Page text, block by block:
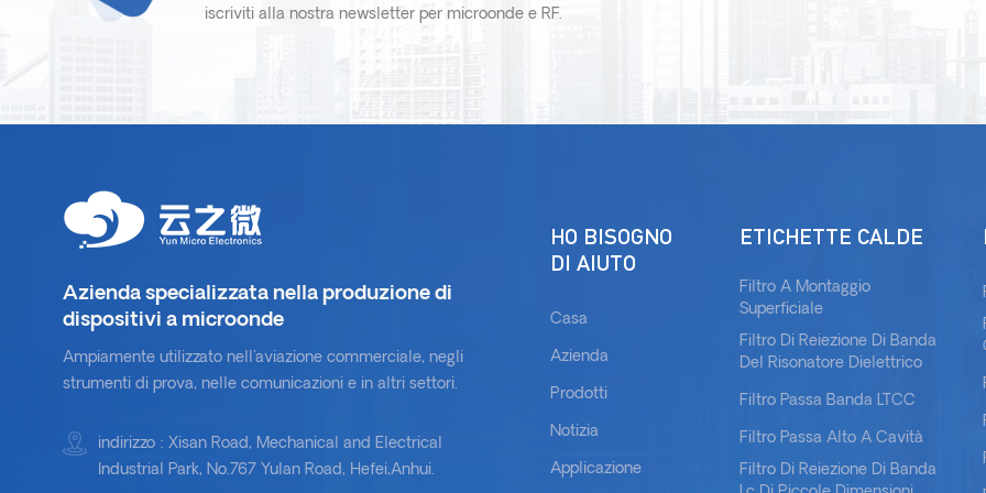
iscriviti alla nostra newsletter per microonde e RF.
Azienda specializzata nella produzione di
dispositivi a microonde
Ampiamente utilizzato nell'aviazione commerciale, negli
strumenti di prova, nelle comunicazioni e in altri settori.
indirizzo : Xisan Road, Mechanical and Electrical
Industrial Park, No.767 Yulan Road, Hefei,Anhui.
HO BISOGNO
DI AIUTO
Casa
Azienda
Prodotti
Notizia
Applicazione
ETICHETTE CALDE
Filtro A Montaggio
Superficiale
Filtro Di Reiezione Di Banda
Del Risonatore Dielettrico
Filtro Passa Banda LTCC
Filtro Passa Alto A Cavità
Filtro Di Reiezione Di Banda